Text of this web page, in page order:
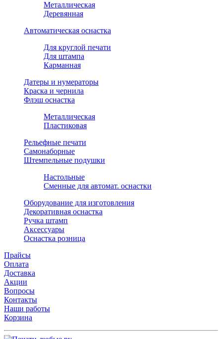
Металлическая
Деревянная
Автоматическая оснастка
Для круглой печати
Для штампа
Карманная
Датеры и нумераторы
Краска и чернила
Флэш оснастка
Металлическая
Пластиковая
Рельефные печати
Самонаборные
Штемпельные подушки
Настольные
Сменные для автомат. оснастки
Оборудование для изготовления
Декоративная оснастка
Ручка штамп
Аксессуары
Оснастка розница
Прайсы
Оплата
Доставка
Акции
Вопросы
Контакты
Наши работы
Корзина